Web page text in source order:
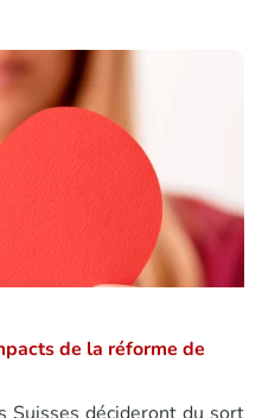
de la réforme de